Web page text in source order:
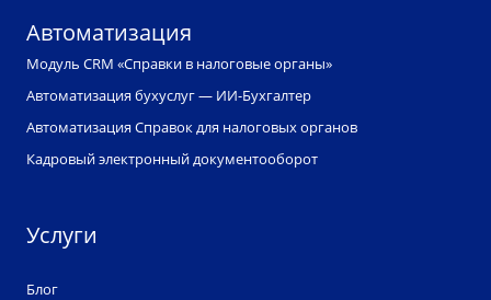
Автоматизация
Модуль CRM «Справки в налоговые органы»
Автоматизация бухуслуг — ИИ-Бухгалтер
Автоматизация Справок для налоговых органов
Кадровый электронный документооборот
Услуги
Блог